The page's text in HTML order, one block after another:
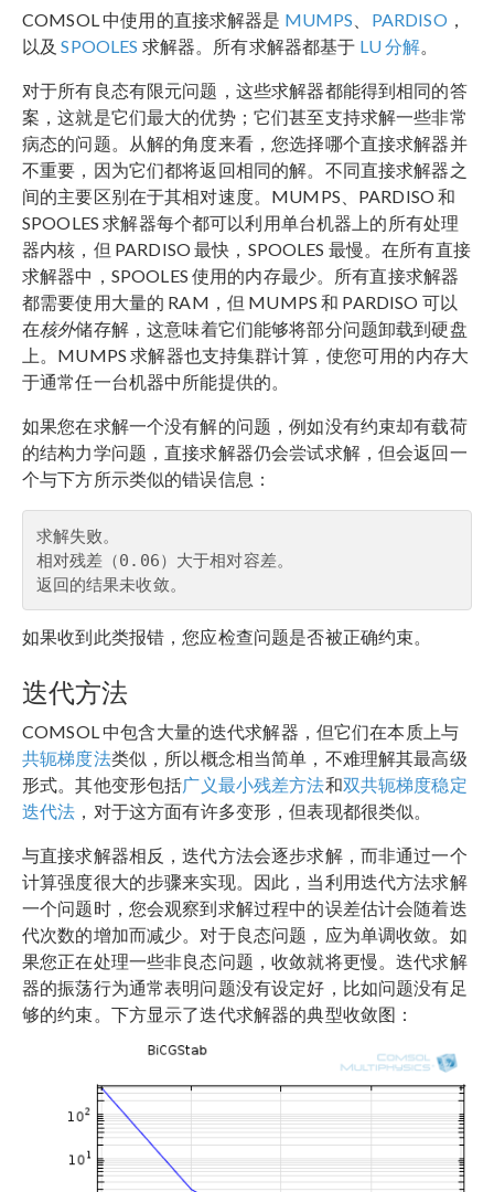
COMSOL 中使用的直接求解器是 MUMPS PARDISO ，
以及SPOOLES 求解器。所有求解器都基于 LU 分解。
对于所有良态有限元问题，这些求解器都能得到相同的答
案，这就是它们最大的优势；它们甚至支持求解一些非常
病态的问题。从解的角度来看，您选择哪个直接求解器并
不重要，因为它们都将返回相同的解。不同直接求解器之
间的主要区别在于其相对速度。MUMPS、PARDISO 和
SPOOLES 求解器每个都可以利用单台机器上的所有处理
器内核，但 PARDISO 最快，SPOOLES 最慢。在所有直接
求解器中，SPOOLES 使用的内存最少。所有直接求解器
都需要使用大量的 RAM，但 MUMPS 和 PARDISO 可以
在核外储存解，这意味着它们能够将部分问题卸载到硬盘
上。MUMPS 求解器也支持集群计算，使您可用的内存大
于通常任一台机器中所能提供的。
如果您在求解一个没有解的问题，例如没有约束却有载荷
的结构力学问题，直接求解器仍会尝试求解，但会返回一
个与下方所示类似的错误信息：
求解失败。
相对残差（0.06）大于相对容差。
返回的结果未收敛。
如果收到此类报错，您应检查问题是否被正确约束。
迭代方法
COMSOL 中包含大量的迭代求解器，但它们在本质上与
共轭梯度法类似，所以概念相当简单，不难理解其最高级
形式。其他变形包括广义最小残差方法和双共轭梯度稳定
迭代法 ，对于这方面有许多变形，但表现都很类似。
与直接求解器相反，迭代方法会逐步求解，而非通过一个
计算强度很大的步骤来实现。因此，当利用迭代方法求解
一个问题时，您会观察到求解过程中的误差估计会随着迭
代次数的增加而减少。对于良态问题，应为单调收敛。如
果您正在处理一些非良态问题，收敛就将更慢。迭代求解
器的振荡行为通常表明问题没有设定好，比如问题没有足
够的约束。下方显示了迭代求解器的典型收敛图：